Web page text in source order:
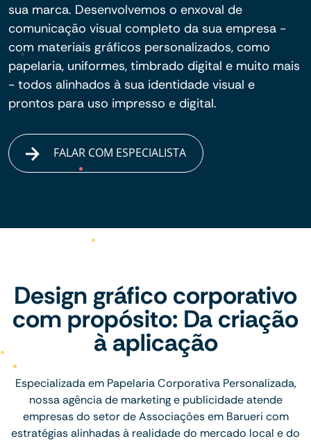
sua marca. Desenvolvemos o enxoval de
comunicação visual completo da sua empresa -
com materiais gráficos personalizados, como
papelaria, uniformes, timbrado digital e muito mais
- todos alinhados à sua identidade visual e
prontos para uso impresso e digital.
FALAR COM ESPECIALISTA
Design gráfico corporativo
com propósito: Da criação
à aplicação
Especializada em Papelaria Corporativa Personalizada,
nossa agência de marketing e publicidade atende
empresas do setor de Associações em Barueri com
estratégias alinhadas à realidade do mercado local e do